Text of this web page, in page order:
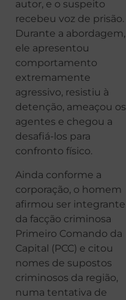
autor, e o suspeito
recebeu voz de prisão.
Durante a abordagem,
ele apresentou
comportamento
extremamente
agressivo, resistiu à
detenção, ameaçou os
agentes e chegou a
desafiá-los para
confronto físico.
Ainda conforme a
corporação, o homem
afirmou ser integrante
da facção criminosa
Primeiro Comando da
Capital (PCC) e citou
nomes de supostos
criminosos da região,
numa tentativa de